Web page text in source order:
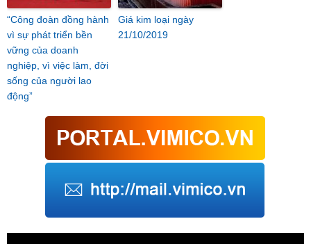
“Công đoàn đồng hành
vì sự phát triển bền
vững của doanh
nghiệp, vì việc làm, đời
sống của người lao
động”
Giá kim loại ngày
21/10/2019